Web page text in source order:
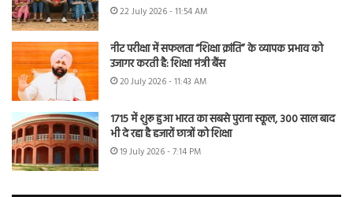
22 July 2026 - 11:54 AM
नीट परीक्षा में सफलता “शिक्षा क्रांति” के व्यापक प्रभाव को
उजागर करती है: शिक्षा मंत्री बैंस
20 July 2026 - 11:43 AM
1715 में शुरू हुआ भारत का सबसे पुराना स्कूल, 300 साल बाद
भी दे रहा है हजारों छात्रों को शिक्षा
19 July 2026 - 7:14 PM